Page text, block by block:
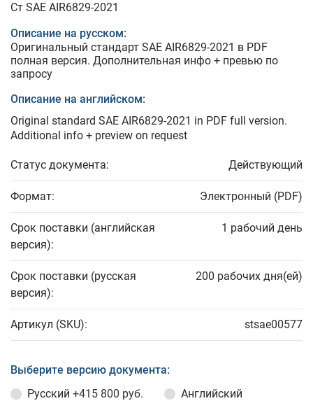
Ст SAE AIR6829-2021
Описание на русском:
Оригинальный стандарт SAE AIR6829-2021 в PDF
полная версия. Дополнительная инфо + превью по
запросу
Описание на английском:
Original standard SAE AIR6829-2021 in PDF full version.
Additional info + preview on request
Статус документа: Действующий
Формат: Электронный (PDF)
Срок поставки (английская
версия):
1 рабочий день
Срок поставки (русская
версия):
200 рабочих дня(ей)
Артикул (SKU): stsae00577
Выберите версию документа:
Русский +415 800 руб. Английский